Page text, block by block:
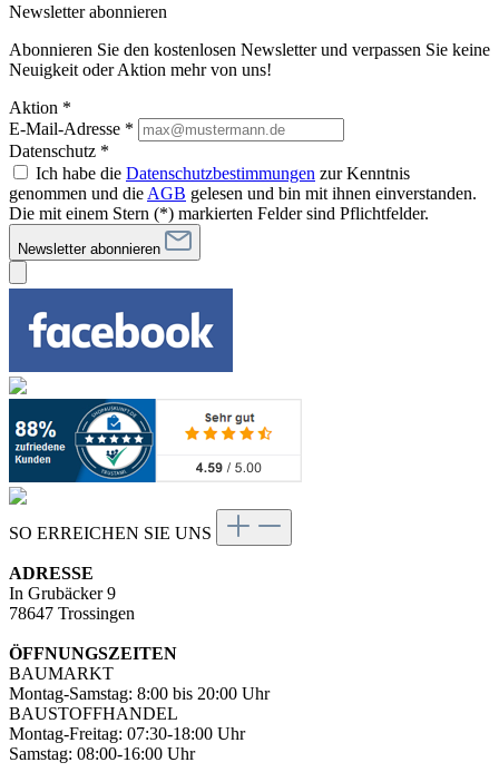
Newsletter abonnieren
Abonnieren Sie den kostenlosen Newsletter und verpassen Sie keine
Neuigkeit oder Aktion mehr von uns!
Aktion *
E-Mail-Adresse *
Datenschutz *
Ich habe die Datenschutzbestimmungen zur Kenntnis
genommen und die AGB gelesen und bin mit ihnen einverstanden.
Die mit einem Stern (*) markierten Felder sind Pflichtfelder.
Newsletter abonnieren
SO ERREICHEN SIE UNS
ADRESSE
In Grubäcker 9
78647 Trossingen
ÖFFNUNGSZEITEN
BAUMARKT
Montag-Samstag: 8:00 bis 20:00 Uhr
BAUSTOFFHANDEL
Montag-Freitag: 07:30-18:00 Uhr
Samstag: 08:00-16:00 Uhr